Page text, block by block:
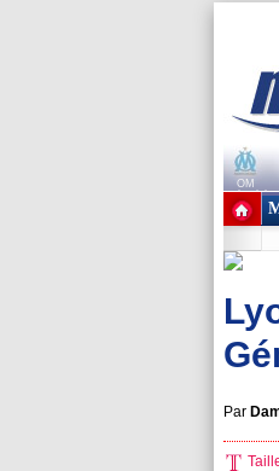
OM
+ de clubs
Par